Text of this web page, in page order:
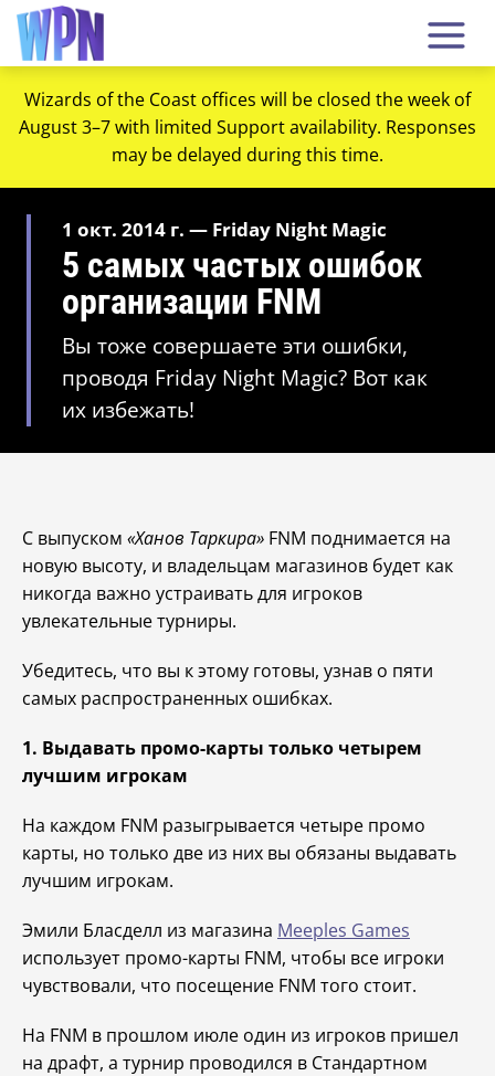
Wizards of the Coast offices will be closed the week of
August 3–7 with limited Support availability. Responses
may be delayed during this time.
1 окт. 2014 г. — Friday Night Magic
5 самых частых ошибок
организации FNM
Вы тоже совершаете эти ошибки,
проводя Friday Night Magic? Вот как
их избежать!
С выпуском «Ханов Таркира» FNM поднимается на
новую высоту, и владельцам магазинов будет как
никогда важно устраивать для игроков
увлекательные турниры.
Убедитесь, что вы к этому готовы, узнав о пяти
самых распространенных ошибках.
1. Выдавать промо-карты только четырем
лучшим игрокам
На каждом FNM разыгрывается четыре промо
карты, но только две из них вы обязаны выдавать
лучшим игрокам.
Эмили Бласделл из магазина Meeples Games
использует промо-карты FNM, чтобы все игроки
чувствовали, что посещение FNM того стоит.
На FNM в прошлом июле один из игроков пришел
на драфт, а турнир проводился в Стандартном